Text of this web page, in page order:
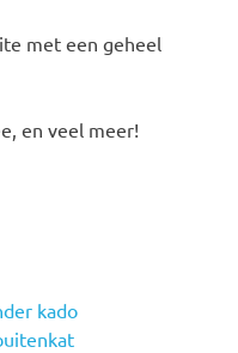
met een geheel
en veel meer!
kado